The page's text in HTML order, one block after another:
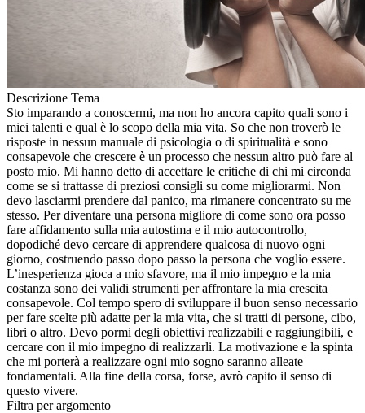
Descrizione Tema
Sto imparando a conoscermi, ma non ho ancora capito quali sono i
miei talenti e qual è lo scopo della mia vita. So che non troverò le
risposte in nessun manuale di psicologia o di spiritualità e sono
consapevole che crescere è un processo che nessun altro può fare al
posto mio. Mi hanno detto di accettare le critiche di chi mi circonda
come se si trattasse di preziosi consigli su come migliorarmi. Non
devo lasciarmi prendere dal panico, ma rimanere concentrato su me
stesso. Per diventare una persona migliore di come sono ora posso
fare affidamento sulla mia autostima e il mio autocontrollo,
dopodiché devo cercare di apprendere qualcosa di nuovo ogni
giorno, costruendo passo dopo passo la persona che voglio essere.
L’inesperienza gioca a mio sfavore, ma il mio impegno e la mia
costanza sono dei validi strumenti per affrontare la mia crescita
consapevole. Col tempo spero di sviluppare il buon senso necessario
per fare scelte più adatte per la mia vita, che si tratti di persone, cibo,
libri o altro. Devo pormi degli obiettivi realizzabili e raggiungibili, e
cercare con il mio impegno di realizzarli. La motivazione e la spinta
che mi porterà a realizzare ogni mio sogno saranno alleate
fondamentali. Alla fine della corsa, forse, avrò capito il senso di
questo vivere.
Filtra per argomento